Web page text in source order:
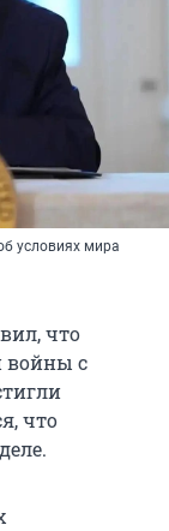
условиях мира
что
войны с
что